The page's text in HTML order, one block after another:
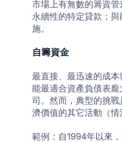
市場上有無數的籌資
永續性的特定貸款；
施。
自籌資金
最直接、最迅速的成
能最適合資產負債表
司。然而，典型的挑
濟價值的其它活動（情
範例：自1994年以來